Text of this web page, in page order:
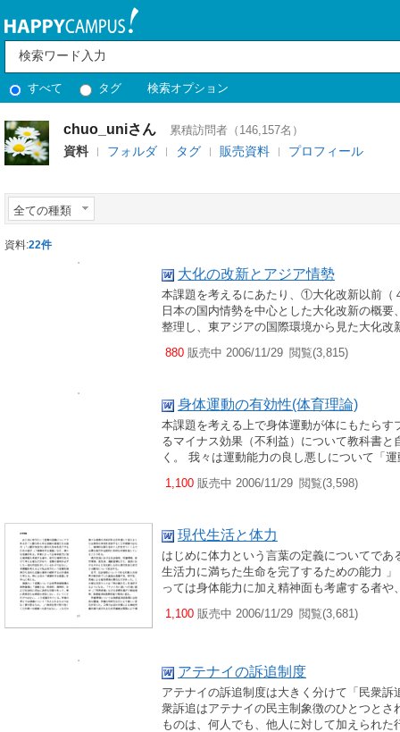
すべて タグ 検索オプション
chuo_uniさん 累積訪問者（146,157名）
資料 フォルダ タグ 販売資料 プロフィール
全ての種類
資料:22件
大化の改新とアジア情勢
本課題を考えるにあたり、①大化改新以前
日本の国内情勢を中心とした大化改新の概
整理し、東アジアの国際環境から見た大化
880 販売中 2006/11/29 閲覧(3,815)
身体運動の有効性(体育理論)
本課題を考える上で身体運動が体にもたら
るマイナス効果（不利益）について教科書
く。 我々は運動能力の良し悪しについて「
1,100 販売中 2006/11/29 閲覧(3,598)
現代生活と体力
はじめに体力という言葉の定義についてで
生活力に満ちた生命を完了するための能力
っては身体能力に加え精神面も考慮する者
1,100 販売中 2006/11/29 閲覧(3,681)
アテナイの訴追制度
アテナイの訴追制度は大きく分けて「民衆
衆訴追はアテナイの民主制象徴のひとつと
ものは、何人でも、他人に対して加えられ